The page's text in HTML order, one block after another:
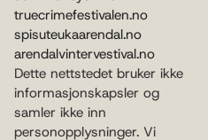
truecrimefestivalen.no
spisuteukaarendal.no
arendalvintervestival.no
Dette nettstedet bruker ikke
informasjonskapsler og
samler ikke inn
personopplysninger. Vi